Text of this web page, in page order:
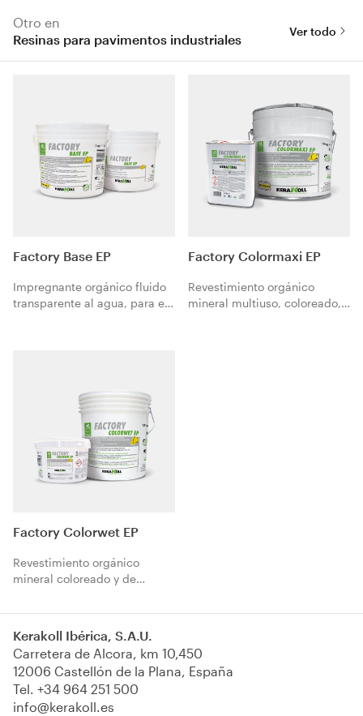
Otro en
Resinas para pavimentos industriales
Ver todo
Factory Base EP
Impregnante orgánico fluido
transparente al agua, para el
Factory Colormaxi EP
Revestimiento orgánico
mineral multiuso, coloreado,
Factory Colorwet EP
Revestimiento orgánico
mineral coloreado y de
pavimentos industriales.
Kerakoll Ibérica, S.A.U.
Carretera de Alcora, km 10,450
12006 Castellón de la Plana, España
Tel. +34 964 251 500
info@kerakoll.es